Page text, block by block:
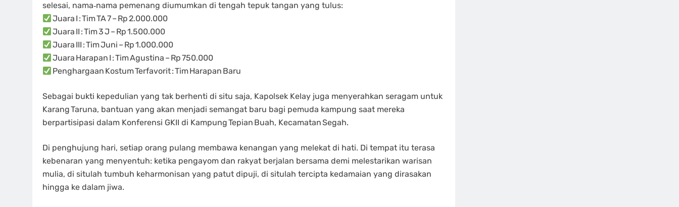
selesai, nama‑nama pemenang diumumkan di tengah tepuk tangan yang tulus:
Juara I : Tim TA 7 – Rp 2.000.000
Juara II : Tim 3 J – Rp 1.500.000
Juara III : Tim Juni – Rp 1.000.000
Juara Harapan I : Tim Agustina – Rp 750.000
Penghargaan Kostum Terfavorit : Tim Harapan Baru
Sebagai bukti kepedulian yang tak berhenti di situ saja, Kapolsek Kelay juga menyerahkan seragam untuk
Karang Taruna, bantuan yang akan menjadi semangat baru bagi pemuda kampung saat mereka
berpartisipasi dalam Konferensi GKII di Kampung Tepian Buah, Kecamatan Segah.
Di penghujung hari, setiap orang pulang membawa kenangan yang melekat di hati. Di tempat itu terasa
kebenaran yang menyentuh: ketika pengayom dan rakyat berjalan bersama demi melestarikan warisan
mulia, di situlah tumbuh keharmonisan yang patut dipuji, di situlah tercipta kedamaian yang dirasakan
hingga ke dalam jiwa.